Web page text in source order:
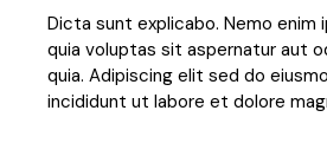
Dicta sunt explicabo. Nemo enim
quia voluptas sit aspernatur aut
quia. Adipiscing elit sed do
incididunt ut labore et dolore